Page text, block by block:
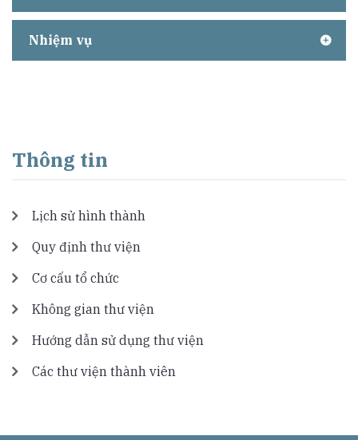
Nhiệm vụ
Thông tin
Lịch sử hình thành
Quy định thư viện
Cơ cấu tổ chức
Không gian thư viện
Hướng dẫn sử dụng thư viện
Các thư viện thành viên